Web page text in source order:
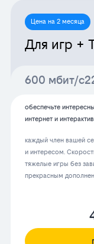
Цена на 2 месяца
Для игр +
600 мбит/с
обеспечьте
интернет и
каждый член вашей
и интересом.
тяжелые игры без
прекрасным